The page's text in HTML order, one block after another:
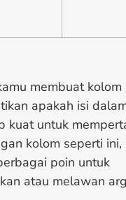
membuat
apakah isi
kuat untuk
kolom seperti ini,
poin untuk
atau melawan